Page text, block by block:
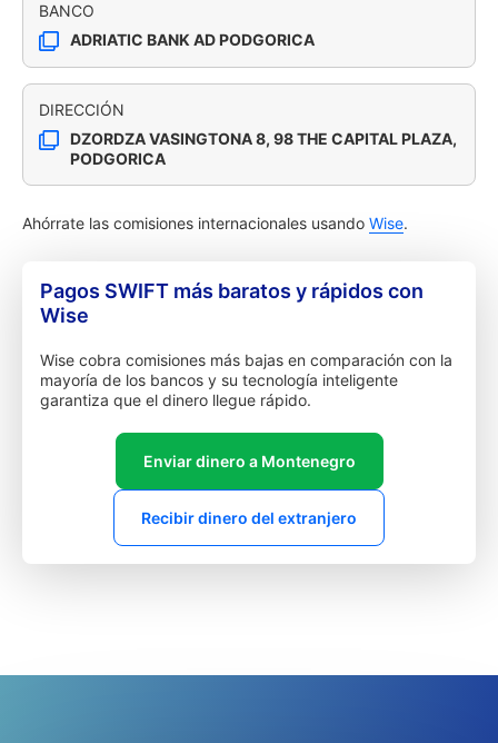
BANCO
ADRIATIC BANK AD PODGORICA
DIRECCIÓN
DZORDZA VASINGTONA 8, 98 THE CAPITAL PLAZA,
PODGORICA
Ahórrate las comisiones internacionales usando Wise.
Pagos SWIFT más baratos y rápidos con
Wise
Wise cobra comisiones más bajas en comparación con la
mayoría de los bancos y su tecnología inteligente
garantiza que el dinero llegue rápido.
Enviar dinero a Montenegro
Recibir dinero del extranjero